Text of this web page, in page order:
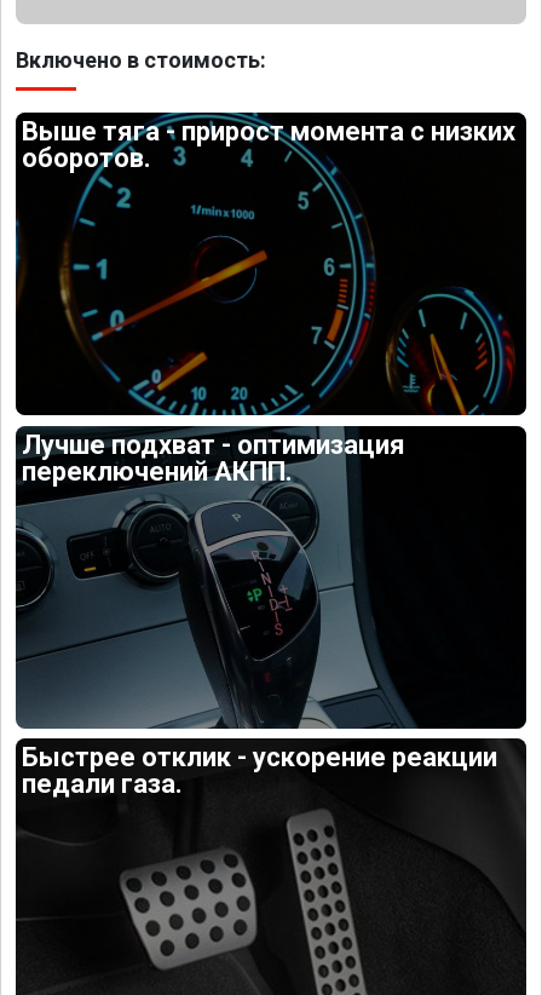
Включено в стоимость:
Выше тяга - прирост момента с низких
оборотов.
Лучше подхват - оптимизация
переключений АКПП.
Быстрее отклик - ускорение реакции
педали газа.